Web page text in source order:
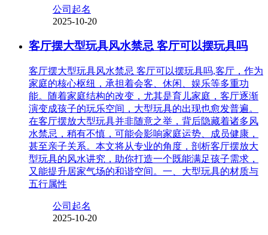
公司起名
2025-10-20
客厅摆大型玩具风水禁忌 客厅可以摆玩具吗
客厅摆大型玩具风水禁忌 客厅可以摆玩具吗,客厅，作为
家庭的核心枢纽，承担着会客、休闲、娱乐等多重功
能。随着家庭结构的改变，尤其是育儿家庭，客厅逐渐
演变成孩子的玩乐空间，大型玩具的出现也愈发普遍。
在客厅摆放大型玩具并非随意之举，背后隐藏着诸多风
水禁忌，稍有不慎，可能会影响家庭运势、成员健康，
甚至亲子关系。本文将从专业的角度，剖析客厅摆放大
型玩具的风水讲究，助你打造一个既能满足孩子需求，
又能提升居家气场的和谐空间。一、大型玩具的材质与
五行属性
公司起名
2025-10-20